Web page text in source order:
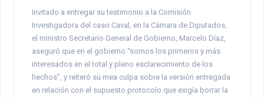
Invitado a entregar su testimonio a la Comisión
Investigadora del caso Caval, en la Cámara de Diputados,
el ministro Secretario General de Gobierno, Marcelo Díaz,
aseguró que en el gobierno “somos los primeros y más
interesados en el total y pleno esclarecimiento de los
hechos”, y reiteró su mea culpa sobre la versión entregada
en relación con el supuesto protocolo que exigía borrar la